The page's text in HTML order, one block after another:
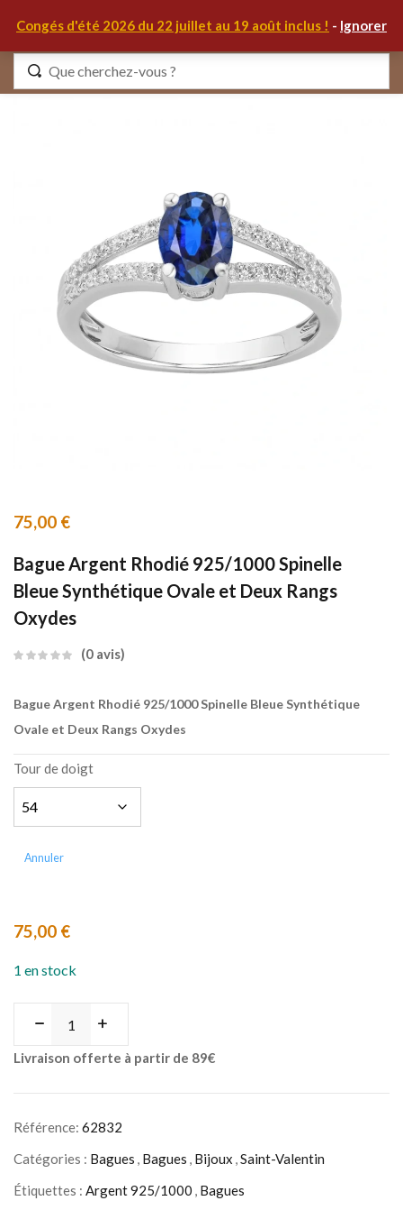
Congés d'été 2026 du 22 juillet au 19 août inclus ! - Ignorer
75,00 €
Bague Argent Rhodié 925/1000 Spinelle
Bleue Synthétique Ovale et Deux Rangs
Oxydes
0 avis
Bague Argent Rhodié 925/1000 Spinelle Bleue Synthétique
Ovale et Deux Rangs Oxydes
Tour de doigt
Annuler
75,00 €
1 en stock
Livraison offerte à partir de 89€
Référence: 62832
Catégories : Bagues , Bagues , Bijoux ,Saint-Valentin
Étiquettes : Argent 925/1000 , Bagues
Identifiez-vous
Se souvenir de moi Mot de passe oublié ?
S'IDENTIFIER